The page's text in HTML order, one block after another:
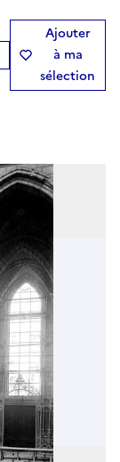
Ajouter
à ma
sélection